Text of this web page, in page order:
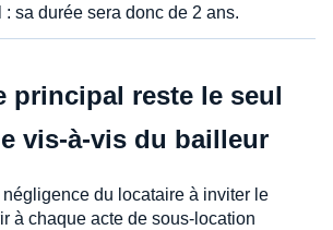
sa durée sera donc de 2 ans.
principal reste le seul
vis-à-vis du bailleur
négligence du locataire à inviter le
à chaque acte de sous-location